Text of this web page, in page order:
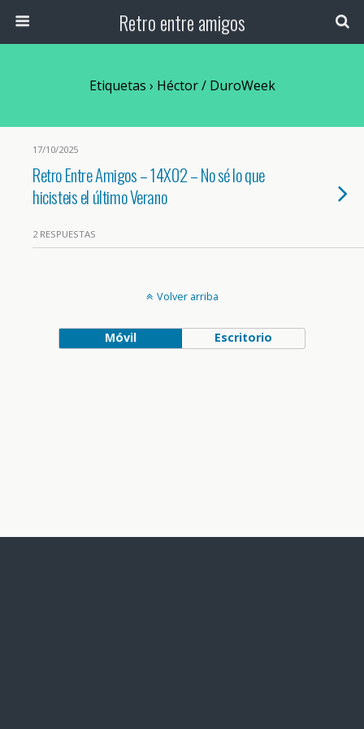
Retro entre amigos
Etiquetas › Héctor / DuroWeek
17/10/2025
Retro Entre Amigos – 14X02 – No sé lo que
hicisteis el último Verano
2 RESPUESTAS
Volver arriba
Móvil Escritorio